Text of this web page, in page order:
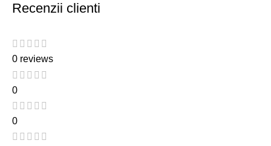
Recenzii clienti
0 reviews
0
0